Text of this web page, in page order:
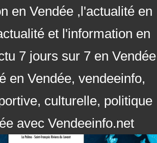
en Vendée ,l'actualité en
et l'information en
7 jours sur 7 en Vendée
en Vendée, vendeeinfo,
culturelle, politique
avec Vendeeinfo.net